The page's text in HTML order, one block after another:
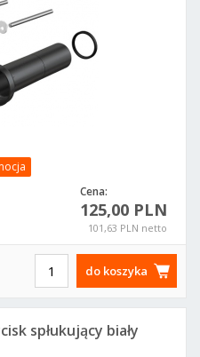
Cena:
125,00 PLN
101,63 PLN netto
do koszyka
spłukujący biały